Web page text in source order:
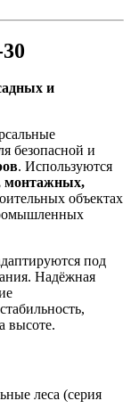
и
безопасной и
. Используются
монтажных,
объектах
под
Надёжная
высоте.
леса (серия